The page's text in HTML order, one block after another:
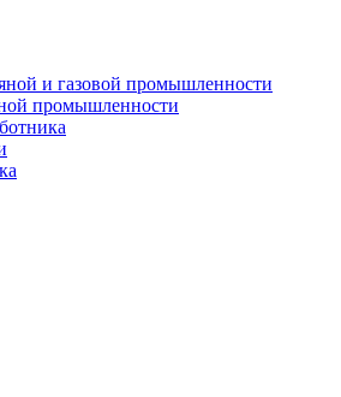
и газовой промышленности
промышленности